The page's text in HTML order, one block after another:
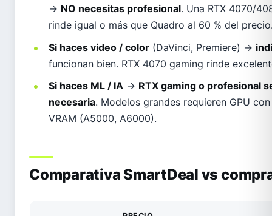
→ NO necesitas profesional. Una RTX 4070/
rinde igual o más que Quadro al 60 % del
Si haces video / color (DaVinci, Premiere) →
funcionan bien. RTX 4070 gaming rinde
Si haces ML / IA → RTX gaming o profesional
necesaria. Modelos grandes requieren GPU
VRAM (A5000, A6000).
Comparativa SmartDeal vs